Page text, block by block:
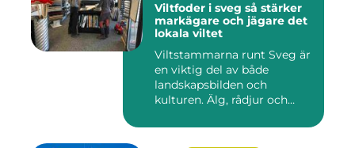
Viltfoder i sveg så stärker
markägare och jägare det
lokala viltet
Viltstammarna runt Sveg är
en viktig del av både
landskapsbilden och
kulturen. Älg, rådjur och